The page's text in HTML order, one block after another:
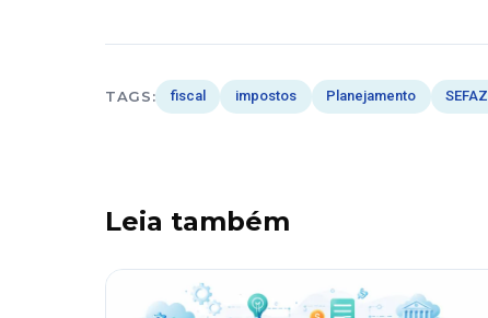
TAGS: fiscal impostos Planejamento SEFAZ
Leia também